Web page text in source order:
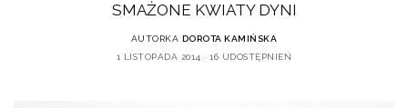
SMAŻONE KWIATY DYNI
AUTORKA DOROTA KAMIŃSKA
1 LISTOPADA 2014
16 UDOSTĘPNIEŃ